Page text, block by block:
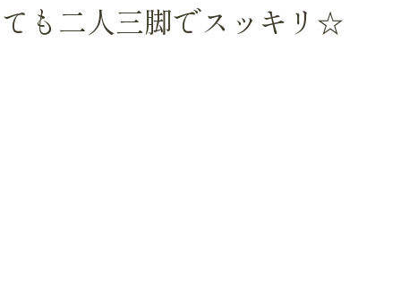
も二人三脚でスッキリ☆